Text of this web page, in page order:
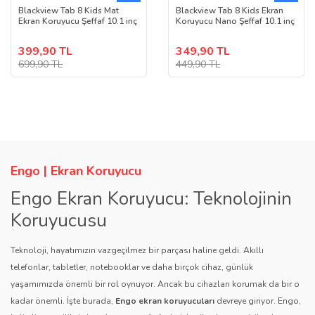
Blackview Tab 8 Kids Mat
Ekran Koruyucu Şeffaf 10.1 inç
399,90 TL
699,90 TL
Blackview Tab 8 Kids Ekran
Koruyucu Nano Şeffaf 10.1 inç
349,90 TL
449,90 TL
Engo | Ekran Koruyucu
Engo Ekran Koruyucu: Teknolojinin
Koruyucusu
Teknoloji, hayatımızın vazgeçilmez bir parçası haline geldi. Akıllı
telefonlar, tabletler, notebooklar ve daha birçok cihaz, günlük
yaşamımızda önemli bir rol oynuyor. Ancak bu cihazları korumak da bir o
kadar önemli. İşte burada, Engo ekran koruyucuları devreye giriyor. Engo,